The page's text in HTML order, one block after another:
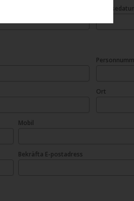
Ort
Mobil
Bekräfta E-postadress